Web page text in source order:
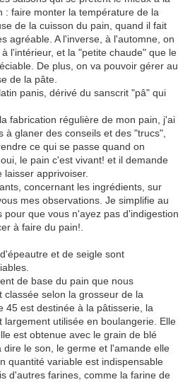
: faire monter la température de la
de la cuisson du pain, quand il fait
agréable. A l'inverse, à l'automne, on
l'intérieur, et la "petite chaude" que le
De plus, on va pouvoir gérer au
de la pâte.
panis, dérivé du sanscrit "pâ" qui
fabrication régulière de mon pain, j'ai
à glaner des conseils et des "trucs",
ce qui se passe quand on
le pain c'est vivant! et il demande
apprivoiser.
concernant les ingrédients, sur
mes observations. Je simplifie au
pour que vous n'ayez pas d'indigestion
à faire du pain!.
et de seigle sont
de base du pain que nous
classée selon la grosseur de la
45 est destinée à la pâtisserie, la
utilisée en boulangerie. Elle
est obtenue avec le grain de blé
le son, le germe et l'amande elle
quantité variable est indispensable
d'autres farines, comme la farine de